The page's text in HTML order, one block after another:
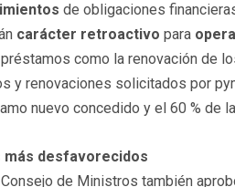
de obligaciones
carácter retroactivo para
como la renovación de
y renovaciones solicitados por
nuevo concedido y el 60 % de
más desfavorecidos
de Ministros también